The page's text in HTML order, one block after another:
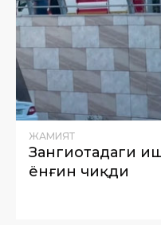
ЖАМИЯТ
Зангиотадаги
ёнғин чиқди